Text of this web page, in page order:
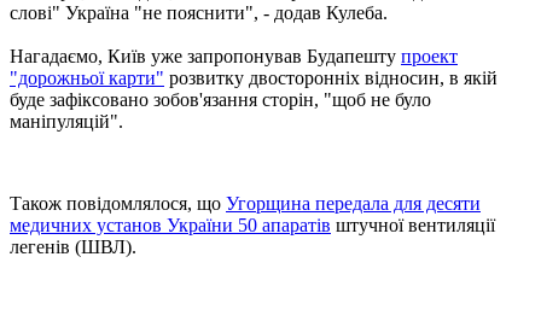
слові" Україна "не пояснити", - додав Кулеба.
Нагадаємо, Київ уже запропонував Будапешту проект
"дорожньої карти" розвитку двосторонніх відносин, в якій
буде зафіксовано зобов'язання сторін, "щоб не було
маніпуляцій".
Також повідомлялося, що Угорщина передала для десяти
медичних установ України 50 апаратів штучної вентиляції
легенів (ШВЛ).